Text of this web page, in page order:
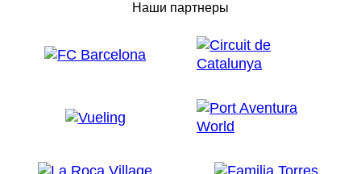
Наши партнеры